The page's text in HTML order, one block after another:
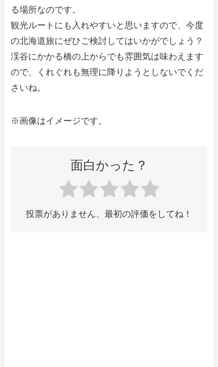
る場所なのです。
観光ルートにも入れやすいと思いますので、今度
の北海道旅にぜひご検討してはいかがでしょう？
渓谷にかかる橋の上からでも雰囲気は味わえます
ので、くれぐれも無理に降りようとしないでくだ
さいね。
※画像はイメージです。
面白かった？
投票がありません、最初の評価をしてね！